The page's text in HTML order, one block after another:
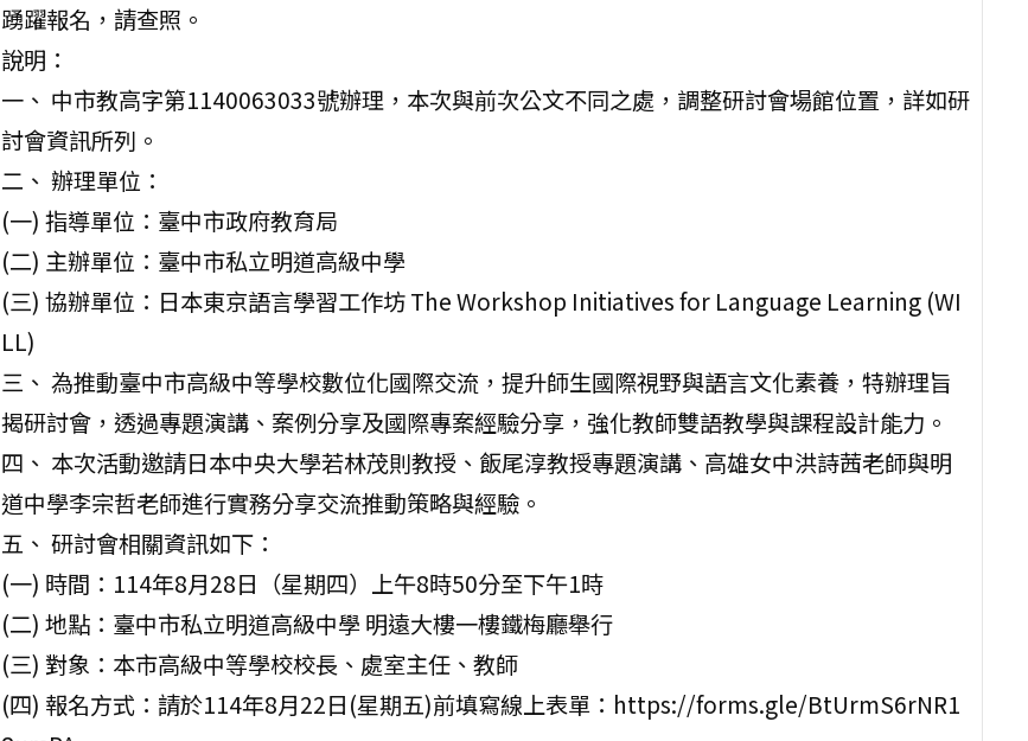
踴躍報名，請查照。
說明：
一、 中市教高字第1140063033號辦理，本次與前次公文不同之處，調整研討會場館位置，詳如研
討會資訊所列。
二、 辦理單位：
(一) 指導單位：臺中市政府教育局
(二) 主辦單位：臺中市私立明道高級中學
(三) 協辦單位：日本東京語言學習工作坊 The Workshop Initiatives for Language Learning (WI
LL)
三、 為推動臺中市高級中等學校數位化國際交流，提升師生國際視野與語言文化素養，特辦理旨
揭研討會，透過專題演講、案例分享及國際專案經驗分享，強化教師雙語教學與課程設計能力。
四、 本次活動邀請日本中央大學若林茂則教授、飯尾淳教授專題演講、高雄女中洪詩茜老師與明
道中學李宗哲老師進行實務分享交流推動策略與經驗。
五、 研討會相關資訊如下：
(一) 時間：114年8月28日（星期四）上午8時50分至下午1時
(二) 地點：臺中市私立明道高級中學 明遠大樓一樓鐵梅廳舉行
(三) 對象：本市高級中等學校校長、處室主任、教師
(四) 報名方式：請於114年8月22日(星期五)前填寫線上表單：https://forms.gle/BtUrmS6rNR1